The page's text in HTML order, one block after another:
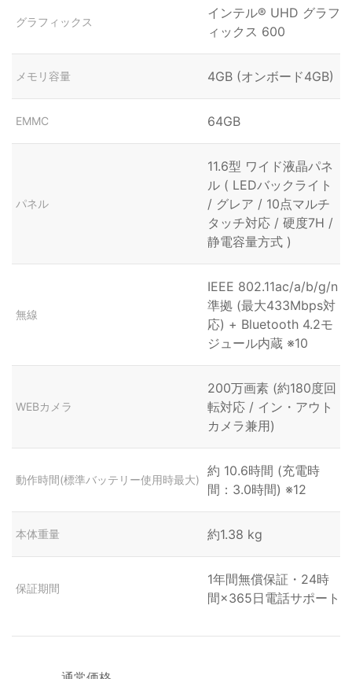
グラフィックス
インテル® UHD グラフ
ィックス 600
メモリ容量 4GB (オンボード4GB)
EMMC 64GB
パネル
11.6型 ワイド液晶パネ
ル ( LEDバックライト
/ グレア / 10点マルチ
タッチ対応 / 硬度7H /
静電容量方式 )
無線
IEEE 802.11ac/a/b/g/n
準拠 (最大433Mbps対
応) + Bluetooth 4.2モ
ジュール内蔵 ※10
WEBカメラ
200万画素 (約180度回
転対応 / イン・アウト
カメラ兼用)
動作時間(標準バッテリー使用時最大)
約 10.6時間 (充電時
間：3.0時間) ※12
本体重量 約1.38 kg
保証期間
1年間無償保証・24時
間×365日電話サポート